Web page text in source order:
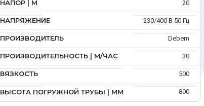
НАПОР | М 20
НАПРЯЖЕНИЕ 230/400 В 50 Гц
ПРОИЗВОДИТЕЛЬ Debem
ПРОИЗВОДИТЕЛЬНОСТЬ | М/ЧАС 30
ВЯЗКОСТЬ 500
ВЫСОТА ПОГРУЖНОЙ ТРУБЫ | ММ 800